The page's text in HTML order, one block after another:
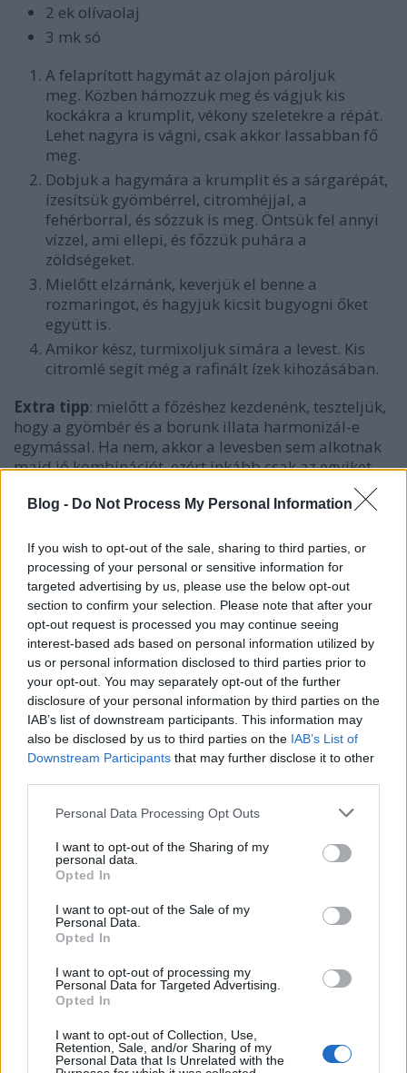
Blog - Do Not Process My Personal Information
If you wish to opt-out of the sale, sharing to third parties, or
processing of your personal or sensitive information for
targeted advertising by us, please use the below opt-out
section to confirm your selection. Please note that after your
opt-out request is processed you may continue seeing
interest-based ads based on personal information utilized by
us or personal information disclosed to third parties prior to
your opt-out. You may separately opt-out of the further
disclosure of your personal information by third parties on the
IAB’s list of downstream participants. This information may
also be disclosed by us to third parties on the IAB’s List of
Downstream Participants that may further disclose it to other
Please note that this website/app uses one or more Google
not limited to your visit or usage behaviour. You may click to
grant or deny consent to Google and its third-party tags to
use your data for below specified purposes in below Google
consent section.
Personal Data Processing Opt Outs
I want to opt-out of the Sharing of my
personal data.
Opted In
I want to opt-out of the Sale of my
Personal Data.
Opted In
I want to opt-out of processing my
Personal Data for Targeted Advertising.
Opted In
I want to opt-out of Collection, Use,
Retention, Sale, and/or Sharing of my
Personal Data that Is Unrelated with the
2 ek olívaolaj
3 mk só
A felaprított hagymát az olajon pároljuk
meg. Közben hámozzuk meg és vágjuk kis
kockákra a krumplit, vékony szeletekre a répát.
Lehet nagyra is vágni, csak akkor lassabban fő
meg.
Dobjuk a hagymára a krumplit és a sárgarépát,
ízesítsük gyömbérrel, citromhéjjal, a
fehérborral, és sózzuk is meg. Öntsük fel annyi
vízzel, ami ellepi, és főzzük puhára a
zöldségeket.
Mielőtt elzárnánk, keverjük el benne a
rozmaringot, és hagyjuk kicsit bugyogni őket
együtt is.
Amikor kész, turmixoljuk simára a levest. Kis
citromlé segít még a rafinált ízek kihozásában.
Extra tipp: mielőtt a főzéshez kezdenénk, teszteljük,
hogy a gyömbér és a borunk illata harmonizál-e
egymással. Ha nem, akkor a levesben sem alkotnak
majd jó kombinációt, ezért inkább csak az egyiket
Elkészítési idő: 15 perc
Ez egy vegán recept volt. :)
Hasonló recepteketITTtalálsz még.
Haitt feliratkozol , a legújabbakat mindig frissen
kapod majd a postaládádba. :)